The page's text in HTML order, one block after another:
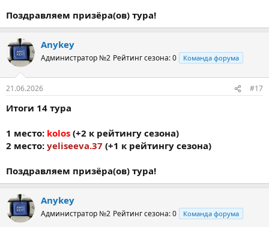
Поздравляем призёра(ов) тура!
Anykey
Администратор №2 Рейтинг сезона: 0 Команда форума
21.06.2026 #17
Итоги 14 тура
1 место: kolos (+2 к рейтингу сезона)
2 место: yeliseeva.37 (+1 к рейтингу сезона)
Поздравляем призёра(ов) тура!
Anykey
Администратор №2 Рейтинг сезона: 0 Команда форума